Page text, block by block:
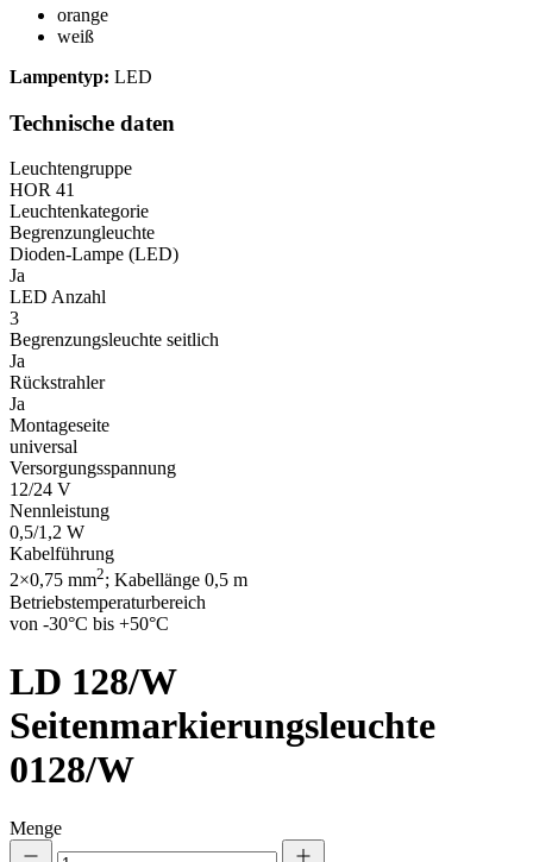
orange
weiß
Lampentyp: LED
Technische daten
Leuchtengruppe
HOR 41
Leuchtenkategorie
Begrenzungleuchte
Dioden-Lampe (LED)
Ja
LED Anzahl
3
Begrenzungsleuchte seitlich
Ja
Rückstrahler
Ja
Montageseite
universal
Versorgungsspannung
12/24 V
Nennleistung
0,5/1,2 W
Kabelführung
2×0,75 mm2; Kabellänge 0,5 m
Betriebstemperaturbereich
von -30°C bis +50°C
LD 128/W
Seitenmarkierungsleuchte
0128/W
Menge